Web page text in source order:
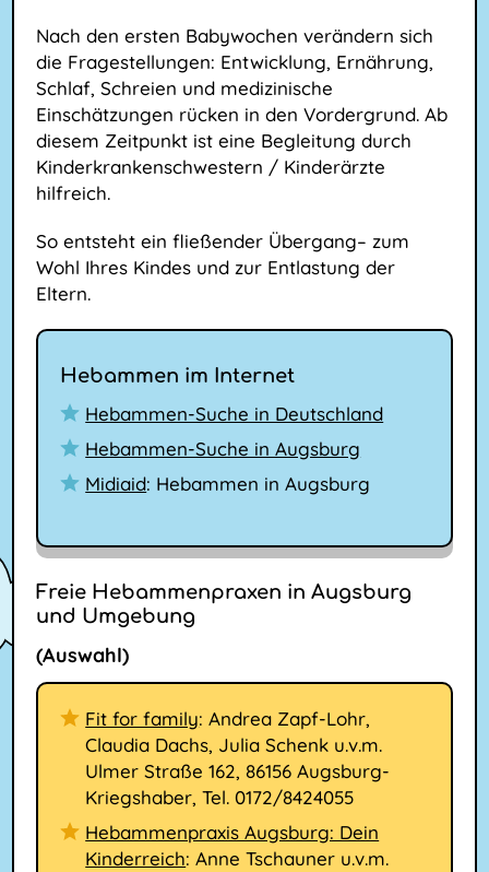
Nach den ersten Babywochen verändern sich
die Fragestellungen: Entwicklung, Ernährung,
Schlaf, Schreien und medizinische
Einschätzungen rücken in den Vordergrund. Ab
diesem Zeitpunkt ist eine Begleitung durch
Kinderkrankenschwestern / Kinderärzte
hilfreich.
So entsteht ein fließender Übergang– zum
Wohl Ihres Kindes und zur Entlastung der
Eltern.
Hebammen im Internet
Hebammen-Suche in Deutschland
Hebammen-Suche in Augsburg
Midiaid: Hebammen in Augsburg
Freie Hebammenpraxen in Augsburg
und Umgebung
(Auswahl)
Fit for family: Andrea Zapf-Lohr,
Claudia Dachs, Julia Schenk u.v.m.
Ulmer Straße 162, 86156 Augsburg-
Kriegshaber, Tel. 0172/8424055
Hebammenpraxis Augsburg: Dein
Kinderreich: Anne Tschauner u.v.m.